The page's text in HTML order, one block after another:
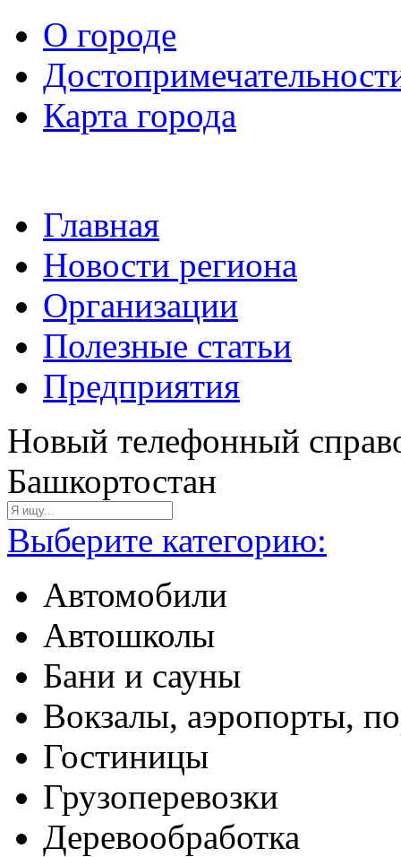
О городе
Карта города
Главная
Новости региона
Организации
Полезные статьи
Предприятия
Новый телефонный
Башкортостан
Выберите категорию:
Автомобили
Автошколы
Бани и сауны
Вокзалы, аэропорты,
Гостиницы
Грузоперевозки
Деревообработка